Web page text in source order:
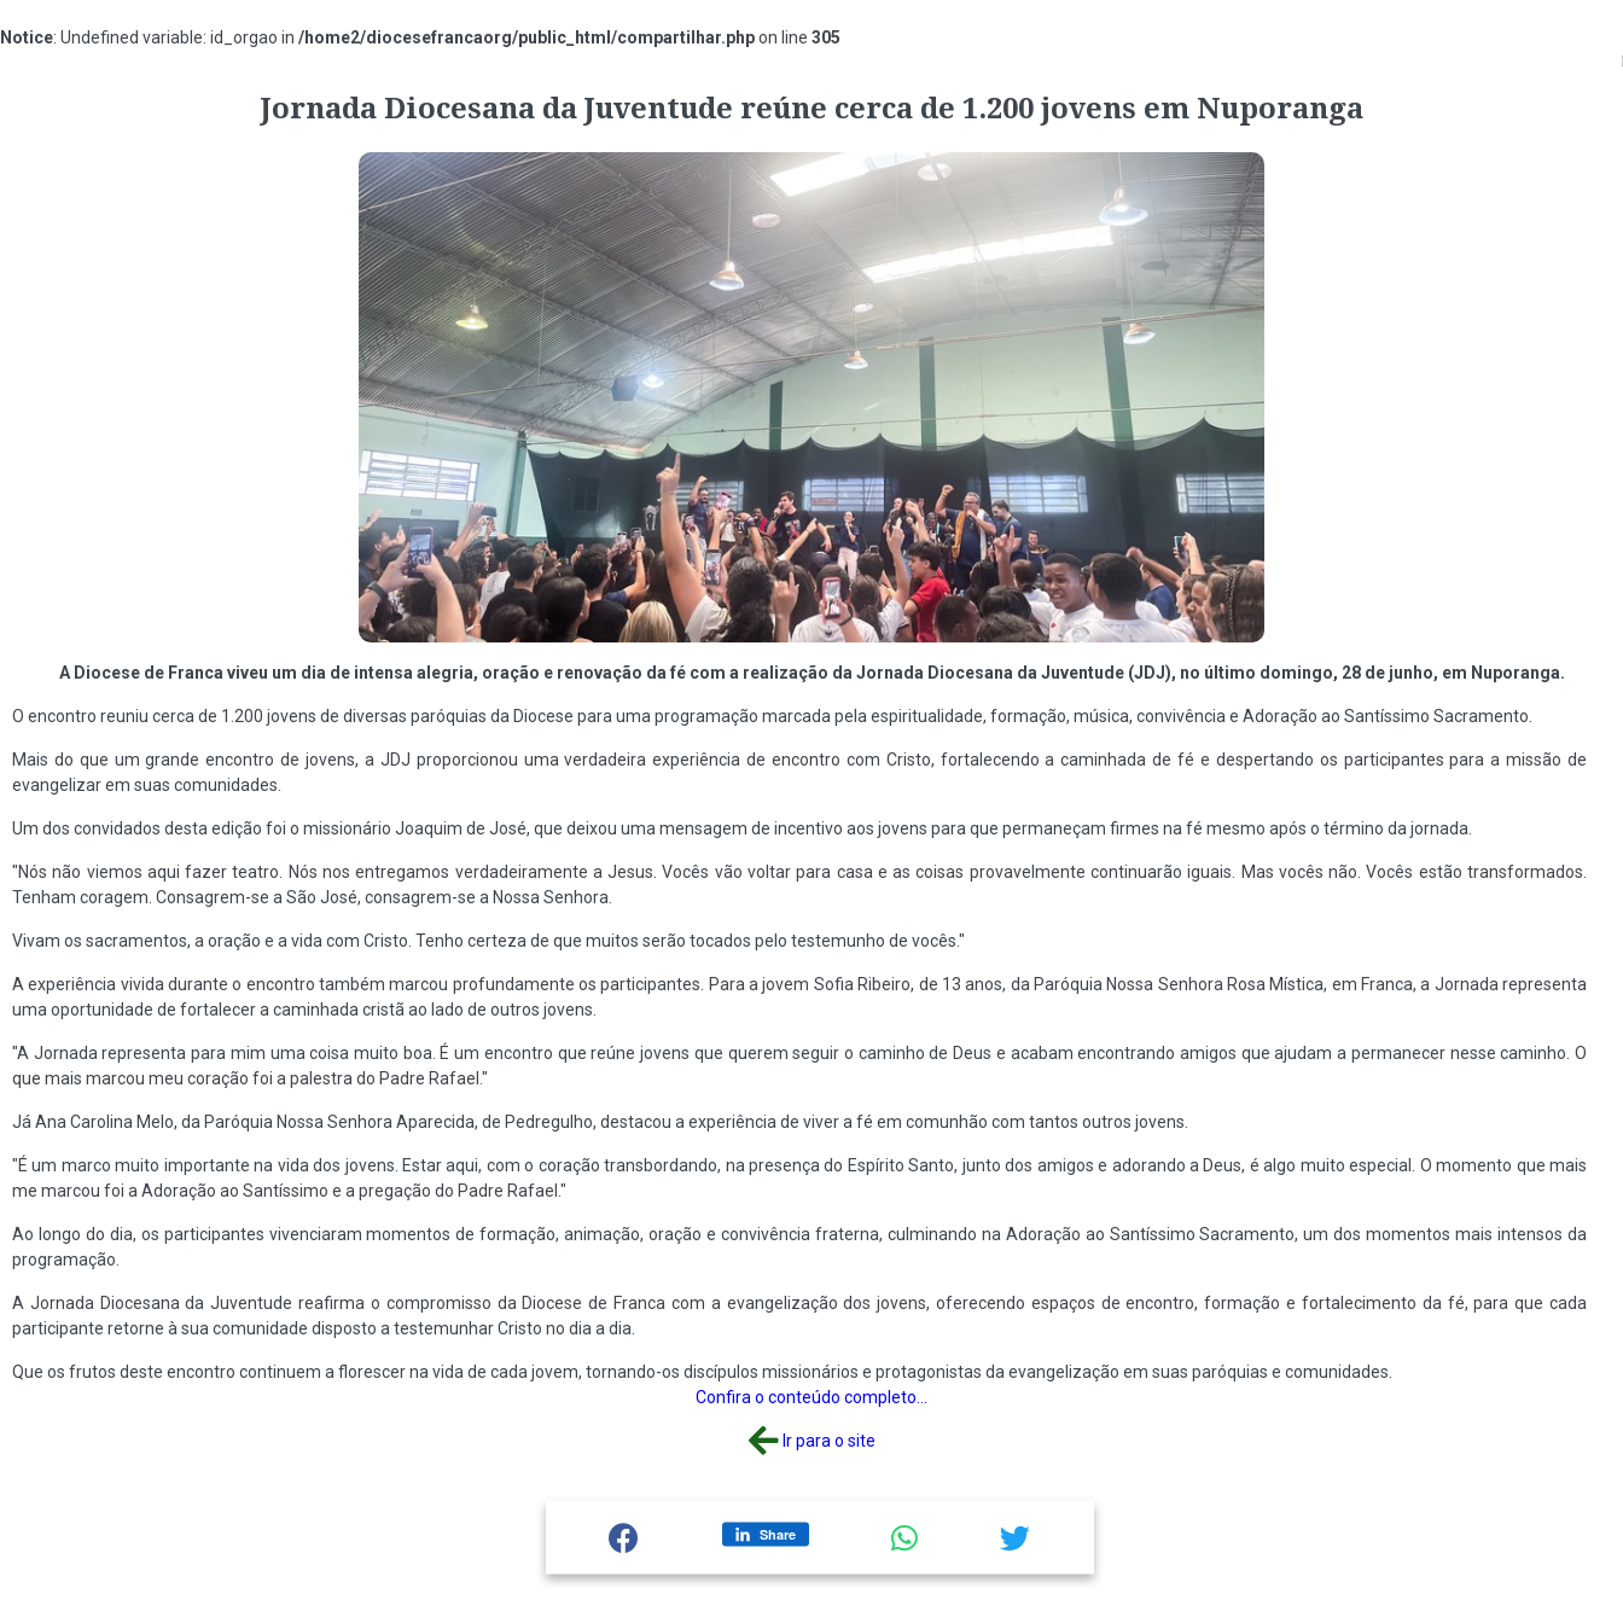
Notice: Undefined variable: id_orgao in /home2/diocesefrancaorg/public_html/compartilhar.phpon line 305
Jornada Diocesana da Juventude reúne cerca de 1.200 jovens em Nuporanga
A Diocese de Franca viveu um dia de intensa alegria, oração e renovação da fé com a realização da Jornada Diocesana da Juventude (JDJ), no último domingo, 28 de junho, em Nuporanga.
O encontro reuniu cerca de 1.200 jovens de diversas paróquias da Diocese para uma programação marcada pela espiritualidade, formação, música, convivência e Adoração ao Santíssimo Sacramento.
Mais do que um grande encontro de jovens, a JDJ proporcionou uma verdadeira experiência de encontro com Cristo, fortalecendo a caminhada de fé e despertando os participantes para a missão de
evangelizar em suas comunidades.
Um dos convidados desta edição foi o missionário Joaquim de José, que deixou uma mensagem de incentivo aos jovens para que permaneçam firmes na fé mesmo após o término da jornada.
"Nós não viemos aqui fazer teatro. Nós nos entregamos verdadeiramente a Jesus. Vocês vão voltar para casa e as coisas provavelmente continuarão iguais. Mas vocês não. Vocês estão transformados.
Tenham coragem. Consagrem-se a São José, consagrem-se a Nossa Senhora.
Vivam os sacramentos, a oração e a vida com Cristo. Tenho certeza de que muitos serão tocados pelo testemunho de vocês."
A experiência vivida durante o encontro também marcou profundamente os participantes. Para a jovem Sofia Ribeiro, de 13 anos, da Paróquia Nossa Senhora Rosa Mística, em Franca, a Jornada representa
uma oportunidade de fortalecer a caminhada cristã ao lado de outros jovens.
"A Jornada representa para mim uma coisa muito boa. É um encontro que reúne jovens que querem seguir o caminho de Deus e acabam encontrando amigos que ajudam a permanecer nesse caminho. O
que mais marcou meu coração foi a palestra do Padre Rafael."
Já Ana Carolina Melo, da Paróquia Nossa Senhora Aparecida, de Pedregulho, destacou a experiência de viver a fé em comunhão com tantos outros jovens.
"É um marco muito importante na vida dos jovens. Estar aqui, com o coração transbordando, na presença do Espírito Santo, junto dos amigos e adorando a Deus, é algo muito especial. O momento que mais
me marcou foi a Adoração ao Santíssimo e a pregação do Padre Rafael."
Ao longo do dia, os participantes vivenciaram momentos de formação, animação, oração e convivência fraterna, culminando na Adoração ao Santíssimo Sacramento, um dos momentos mais intensos da
programação.
A Jornada Diocesana da Juventude reafirma o compromisso da Diocese de Franca com a evangelização dos jovens, oferecendo espaços de encontro, formação e fortalecimento da fé, para que cada
participante retorne à sua comunidade disposto a testemunhar Cristo no dia a dia.
Que os frutos deste encontro continuem a florescer na vida de cada jovem, tornando-os discípulos missionários e protagonistas da evangelização em suas paróquias e comunidades.
Confira o conteúdo completo...
Ir para o site
Share